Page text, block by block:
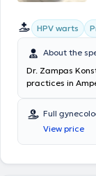
HPV warts
About the
Dr. Zampas
practices in
specialized in
Obstetric
cervical
comprehensive
Full
View price